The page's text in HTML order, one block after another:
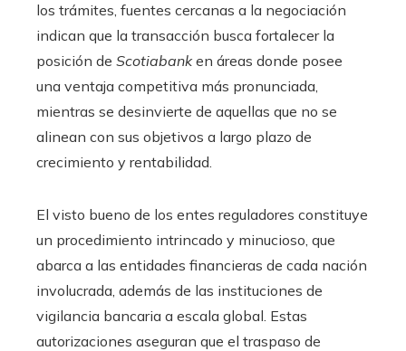
los trámites, fuentes cercanas a la negociación
indican que la transacción busca fortalecer la
posición de Scotiabanken áreas donde posee
una ventaja competitiva más pronunciada,
mientras se desinvierte de aquellas que no se
alinean con sus objetivos a largo plazo de
crecimiento y rentabilidad.
El visto bueno de los entes reguladores constituye
un procedimiento intrincado y minucioso, que
abarca a las entidades financieras de cada nación
involucrada, además de las instituciones de
vigilancia bancaria a escala global. Estas
autorizaciones aseguran que el traspaso de